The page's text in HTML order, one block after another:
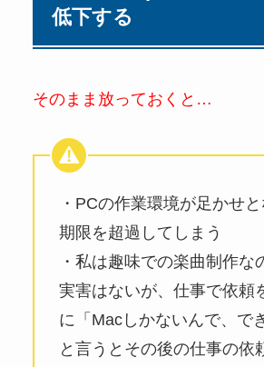
低下する
そのまま放っておくと…
・PCの作業環境が足かせ
期限を超過してしまう
・私は趣味での楽曲制作な
実害はないが、仕事で依頼
に「Macしかないんで、で
と言うとその後の仕事の依